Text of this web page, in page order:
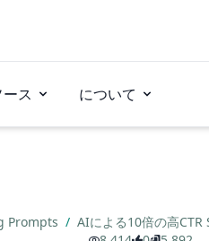
ース について
Prompts / AIによる10倍の高